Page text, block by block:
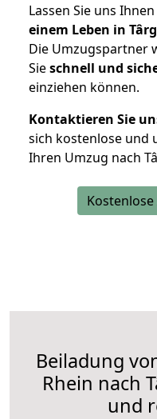
Lassen Sie uns
einem Leben in
Die Umzugspartner
Sieschnell und
einziehen können.
Kontaktieren Sie
sich kostenlose und
Ihren Umzug nach
Beiladung
Rhein nach
und